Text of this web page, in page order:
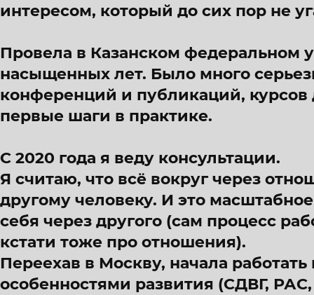
интересом, который до сих пор не
Провела в Казанском федеральном
насыщенных лет. Было много
конференций и публикаций, курсов
первые шаги в практике.
С 2020 года я веду консультации.
Я считаю, что всё вокруг через
другому человеку. И это
себя через другого (сам процесс
кстати тоже про отношения).
Переехав в Москву, начала
особенностями развития (СДВГ,